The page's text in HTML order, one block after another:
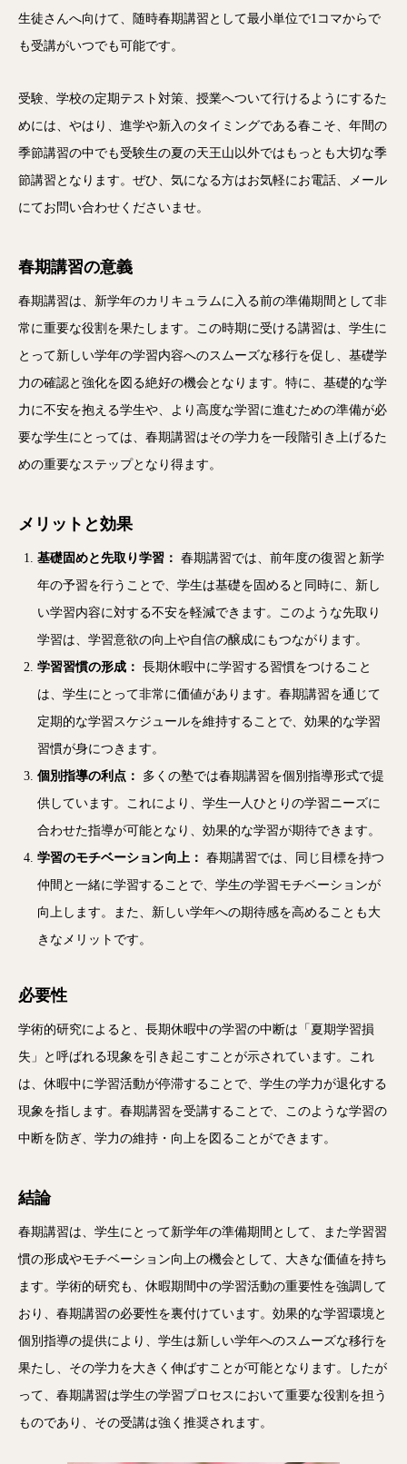
生徒さんへ向けて、随時春期講習として最小単位で1コマからで
も受講がいつでも可能です。
受験、学校の定期テスト対策、授業へついて行けるようにするた
めには、やはり、進学や新入のタイミングである春こそ、年間の
季節講習の中でも受験生の夏の天王山以外ではもっとも大切な季
節講習となります。ぜひ、気になる方はお気軽にお電話、メール
にてお問い合わせくださいませ。
春期講習の意義
春期講習は、新学年のカリキュラムに入る前の準備期間として非
常に重要な役割を果たします。この時期に受ける講習は、学生に
とって新しい学年の学習内容へのスムーズな移行を促し、基礎学
力の確認と強化を図る絶好の機会となります。特に、基礎的な学
力に不安を抱える学生や、より高度な学習に進むための準備が必
要な学生にとっては、春期講習はその学力を一段階引き上げるた
めの重要なステップとなり得ます。
メリットと効果
基礎固めと先取り学習： 春期講習では、前年度の復習と新学
年の予習を行うことで、学生は基礎を固めると同時に、新し
い学習内容に対する不安を軽減できます。このような先取り
学習は、学習意欲の向上や自信の醸成にもつながります。
学習習慣の形成： 長期休暇中に学習する習慣をつけること
は、学生にとって非常に価値があります。春期講習を通じて
定期的な学習スケジュールを維持することで、効果的な学習
習慣が身につきます。
個別指導の利点：
多くの塾では春期講習を個別指導形式で提
供しています。これにより、学生一人ひとりの学習ニーズに
合わせた指導が可能となり、効果的な学習が期待できます。
学習のモチベーション向上： 春期講習では、同じ目標を持つ
仲間と一緒に学習することで、学生の学習モチベーションが
向上します。また、新しい学年への期待感を高めることも大
きなメリットです。
必要性
学術的研究によると、長期休暇中の学習の中断は「夏期学習損
失」と呼ばれる現象を引き起こすことが示されています。これ
は、休暇中に学習活動が停滞することで、学生の学力が退化する
現象を指します。春期講習を受講することで、このような学習の
中断を防ぎ、学力の維持・向上を図ることができます。
結論
春期講習は、学生にとって新学年の準備期間として、また学習習
慣の形成やモチベーション向上の機会として、大きな価値を持ち
ます。学術的研究も、休暇期間中の学習活動の重要性を強調して
おり、春期講習の必要性を裏付けています。効果的な学習環境と
個別指導の提供により、学生は新しい学年へのスムーズな移行を
果たし、その学力を大きく伸ばすことが可能となります。したが
って、春期講習は学生の学習プロセスにおいて重要な役割を担う
ものであり、その受講は強く推奨されます。